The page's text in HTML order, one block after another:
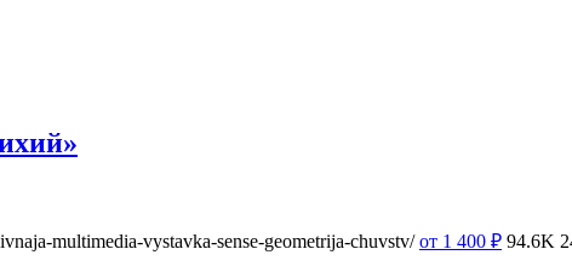
multimedia-vystavka-sense-geometrija-chuvstv/ от 1 400 ₽ 94.6K